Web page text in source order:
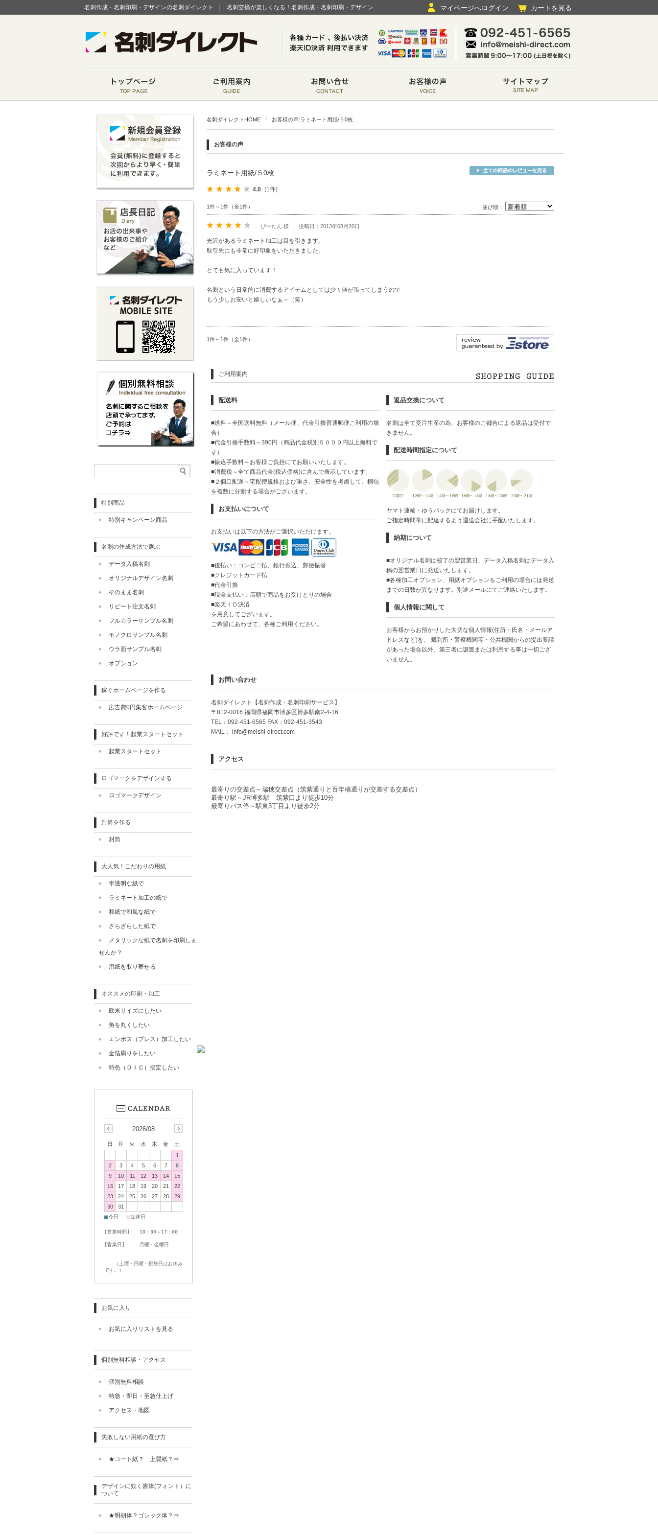
名刺作成・名刺印刷・デザインの名刺ダイレクト 名刺交換が楽しくなる！名刺作成・名刺印刷・デザイン マイページへログイン カートを見る
名刺ダイレクトHOME お客様の声:ラミネート用紙/５0枚
お客様の声
ラミネート用紙/５0枚
4.0 (1件)
1件～1件（全1件） 並び順：
ぴーたん 様 投稿日：2013年08月20日
光沢があるラミネート加工は目を引きます。
取引先にも非常に好印象をいただきました。
とても気に入っています！
名刺という日常的に消費するアイテムとしては少々値が張ってしまうので
もう少しお安いと嬉しいなぁ～（笑）
1件～1件（全1件）
ご利用案内
配送料
■送料～全国送料無料（メール便、代金引換普通郵便ご利用の場
合）
■代金引換手数料～390円（商品代金税別５０００円以上無料で
す）
■振込手数料～お客様ご負担にてお願いいたします。
■消費税～全て商品代金(税込価格)に含んで表示しています。
■２個口配送～宅配便規格および重さ、安全性を考慮して、梱包
を複数に分割する場合がございます。
お支払いについて
お支払いは以下の方法がご選択いただけます。
■後払い：コンビニ払、銀行振込、郵便振替
■クレジットカード払
■代金引換
■現金支払い：店頭で商品をお受けとりの場合
■楽天ＩＤ決済
を用意してございます。
ご希望にあわせて、各種ご利用ください。
返品交換について
名刺は全て受注生産の為、お客様のご都合による返品は受付で
きません。
配送時間指定について
ヤマト運輸・ゆうパックにてお届けします。
ご指定時間帯に配達するよう運送会社に手配いたします。
納期について
■オリジナル名刺は校了の翌営業日、データ入稿名刺はデータ入
稿の翌営業日に発送いたします。
■各種加工オプション、用紙オプションをご利用の場合には発送
までの日数が異なります。別途メールにてご連絡いたします。
個人情報に関して
お客様からお預かりした大切な個人情報(住所・氏名・メールア
ドレスなど)を、 裁判所・警察機関等・公共機関からの提出要請
があった場合以外、第三者に譲渡または利用する事は一切ござ
いません。
お問い合わせ
名刺ダイレクト【名刺作成・名刺印刷サービス】
〒812-0016 福岡県福岡市博多区博多駅南2-4-16
TEL：092-451-6565 FAX：092-451-3543
MAIL： info@meishi-direct.com
アクセス
最寄りの交差点～瑞穂交差点（筑紫通りと百年橋通りが交差する交差点）
最寄り駅～JR博多駅 筑紫口より徒歩10分
最寄りバス停～駅東3丁目より徒歩2分
特別商品
特別キャンペーン商品
名刺の作成方法で選ぶ
データ入稿名刺
オリジナルデザイン名刺
そのまま名刺
リピート注文名刺
フルカラーサンプル名刺
モノクロサンプル名刺
ウラ面サンプル名刺
オプション
稼ぐホームページを作る
広告費0円集客ホームページ
好評です！起業スタートセット
起業スタートセット
ロゴマークをデザインする
ロゴマークデザイン
封筒を作る
封筒
大人気！こだわりの用紙
半透明な紙で
ラミネート加工の紙で
和紙で和風な紙で
ざらざらした紙で
メタリックな紙で名刺を印刷しま
せんか？
用紙を取り寄せる
オススメの印刷・加工
欧米サイズにしたい
角を丸くしたい
エンボス（プレス）加工したい
金箔刷りをしたい
特色（ＤＩＣ）指定したい
2026/08
日 月 火 水 木 金
土
1
2
3 4 5 6 7
8
9
10 11 12 13 14
15
16
17 18 19 20 21
22
23
24 25 26 27 28
29
30
31
■今日 ■定休日
[営業時間] 10：00～17：00
[営業日] 月曜～金曜日
（土曜・日曜・祝祭日はお休み
です。）
お気に入り
お気に入りリストを見る
個別無料相談・アクセス
個別無料相談
特急・即日・至急仕上げ
アクセス・地図
失敗しない用紙の選び方
★コート紙？ 上質紙？⇒
デザインに効く書体(フォント）に
ついて
★明朝体？ゴシック体？⇒